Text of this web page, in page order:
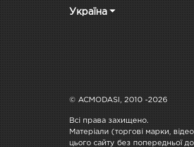
Україна
© ACMODASI, 2010 -2026
Всі права захищено.
Матеріали (торгові марки,
цього сайту без попередньої